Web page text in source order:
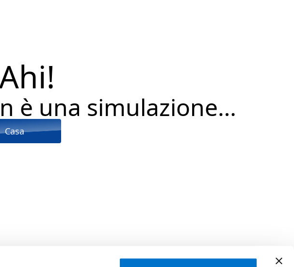
è una simulazione…
Casa